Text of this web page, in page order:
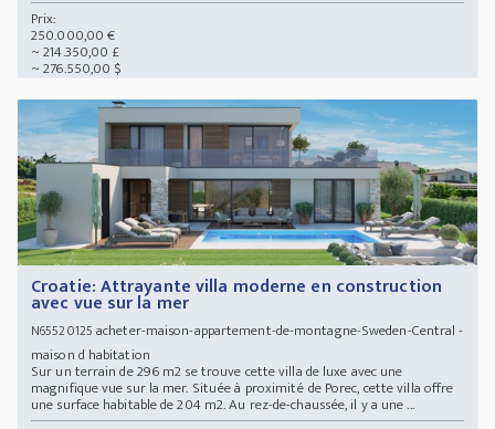
Prix:
250.000,00 €
~ 214.350,00 £
~ 276.550,00 $
Croatie: Attrayante villa moderne en construction
avec vue sur la mer
N65520125 acheter-maison-appartement-de-montagne-Sweden-Central -
maison d habitation
Sur un terrain de 296 m2 se trouve cette villa de luxe avec une
magnifique vue sur la mer. Située à proximité de Porec, cette villa offre
une surface habitable de 204 m2. Au rez-de-chaussée, il y a une ...